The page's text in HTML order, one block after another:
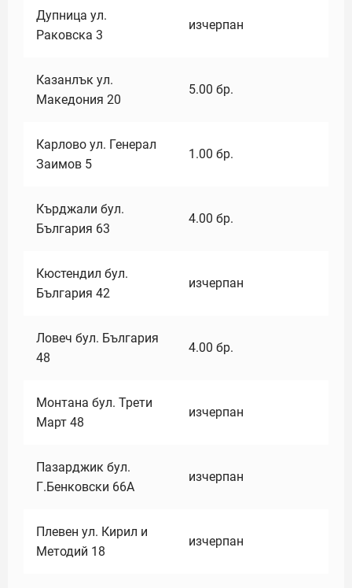
Дупница ул.
Раковска 3
изчерпан
Казанлък ул.
Македония 20
5.00 бр.
Карлово ул. Генерал
Заимов 5
1.00 бр.
Кърджали бул.
България 63
4.00 бр.
Кюстендил бул.
България 42
изчерпан
Ловеч бул. България
48
4.00 бр.
Монтана бул. Трети
Март 48
изчерпан
Пазарджик бул.
Г.Бенковски 66А
изчерпан
Плевен ул. Кирил и
Методий 18
изчерпан